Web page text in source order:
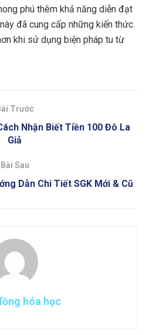
phú thêm khả năng diễn đạt
đã cung cấp những kiến thức
khi sử dụng biện pháp tu từ
Trước
Nhận Biết Tiền 100 Đô La
Giả
Bài Sau
Dẫn Chi Tiết SGK Mới & Cũ
hóa học